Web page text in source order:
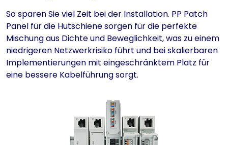
So sparen Sie viel Zeit bei der Installation. PP Patch
Panel für die Hutschiene sorgen für die perfekte
Mischung aus Dichte und Beweglichkeit, was zu einem
niedrigeren Netzwerkrisiko führt und bei skalierbaren
Implementierungen mit eingeschränktem Platz für
eine bessere Kabelführung sorgt.